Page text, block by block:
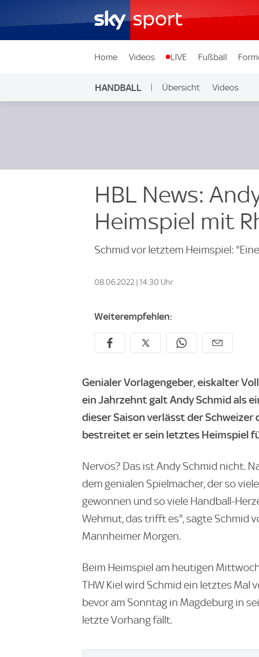
Home Videos LIVE Fußball
HANDBALL Übersicht Videos
HBL News:
Heimspiel mit
Schmid vor letztem Heimspiel:
08.06.2022 | 14:30 Uhr
Weiterempfehlen:
Genialer Vorlagengeber, eiskalter
ein Jahrzehnt galt Andy Schmid als
dieser Saison verlässt der
bestreitet er sein letztes Heimspiel
Nervös? Das ist Andy Schmid nicht.
dem genialen Spielmacher, der so
gewonnen und so viele Handball-
Wehmut, das trifft es", sagte Schmid
Mannheimer Morgen.
Beim Heimspiel am heutigen
THW Kiel wird Schmid ein letztes Mal
bevor am Sonntag in Magdeburg in
letzte Vorhang fällt.